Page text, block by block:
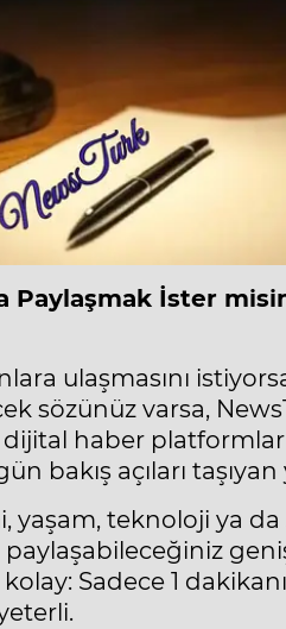
İster
ulaşmasını
sözünüz varsa,
haber
bakış açıları
yaşam, teknoloji ya
Sadece 1